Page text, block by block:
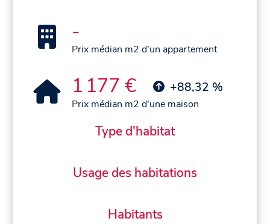
-
Prix médian m2 d'un appartement
1 177 € +88,32 %
Prix médian m2 d'une maison
Type d'habitat
Usage des habitations
Habitants